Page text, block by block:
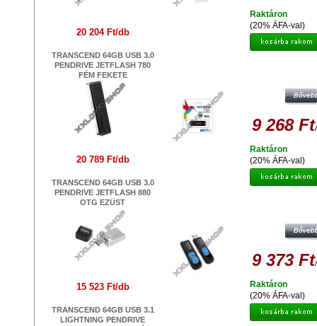
20 204 Ft/db
TRANSCEND 64GB USB 3.0
PENDRIVE JETFLASH 780
FÉM FEKETE
20 789 Ft/db
TRANSCEND 64GB USB 3.0
PENDRIVE JETFLASH 880
OTG EZÜST
15 523 Ft/db
TRANSCEND 64GB USB 3.1
LIGHTNING PENDRIVE
(20% ÁFA-val)
Raktáron
9 268 Ft
(20% ÁFA-val)
Raktáron
9 373 Ft
(20% ÁFA-val)
Raktáron